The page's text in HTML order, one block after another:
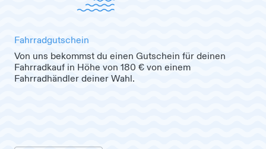
Fahrradgutschein
Von uns bekommst du einen Gutschein für deinen
Fahrradkauf in Höhe von 180 € von einem
Fahrradhändler deiner Wahl.